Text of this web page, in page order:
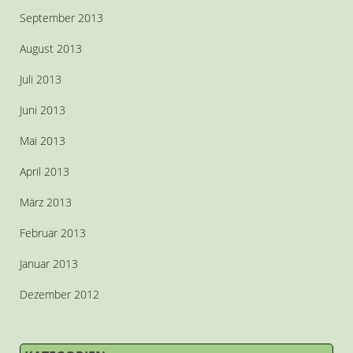
September 2013
August 2013
Juli 2013
Juni 2013
Mai 2013
April 2013
März 2013
Februar 2013
Januar 2013
Dezember 2012